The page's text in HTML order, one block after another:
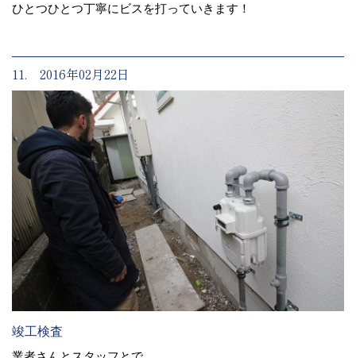
ひとつひとつ丁寧にビスを打っていきます！
11. 2016年02月22日
竣工検査